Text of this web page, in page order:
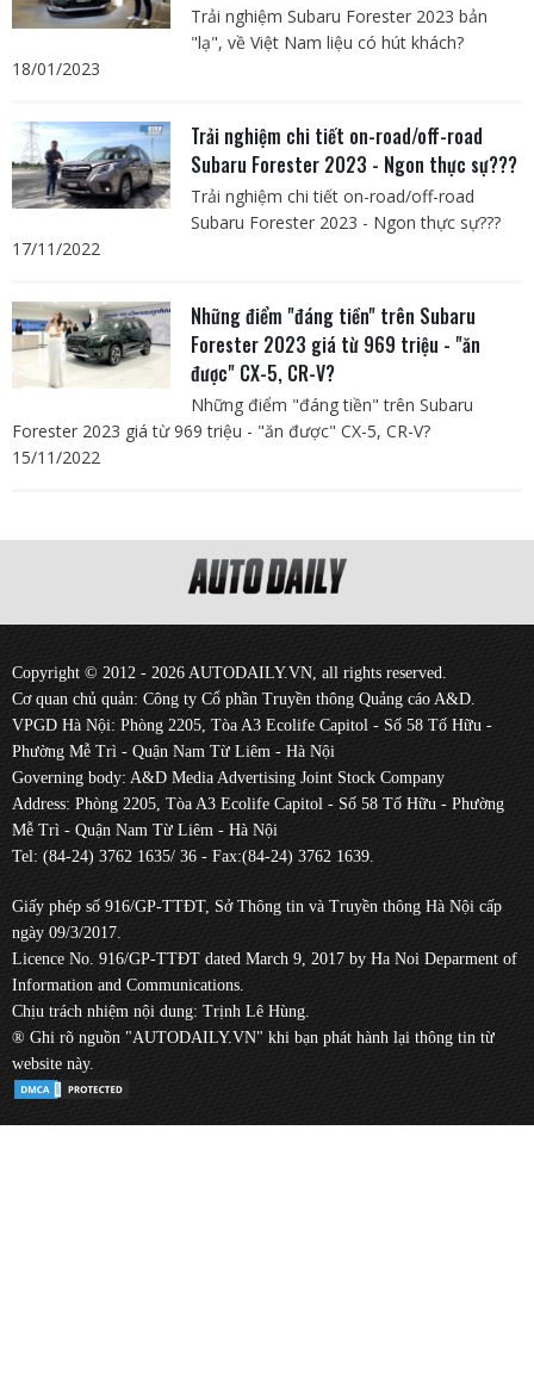
Trải nghiệm Subaru Forester 2023 bản
"lạ", về Việt Nam liệu có hút khách?
18/01/2023
Trải nghiệm chi tiết on-road/off-road
Subaru Forester 2023 - Ngon thực sự???
Trải nghiệm chi tiết on-road/off-road
Subaru Forester 2023 - Ngon thực sự???
17/11/2022
Những điểm "đáng tiền" trên Subaru
Forester 2023 giá từ 969 triệu - "ăn
được" CX-5, CR-V?
Những điểm "đáng tiền" trên Subaru
Forester 2023 giá từ 969 triệu - "ăn được" CX-5, CR-V?
15/11/2022
Copyright © 2012 - 2026 AUTODAILY.VN, all rights reserved.
Cơ quan chủ quản: Công ty Cổ phần Truyền thông Quảng cáo A&D.
VPGD Hà Nội: Phòng 2205, Tòa A3 Ecolife Capitol - Số 58 Tố Hữu -
Phường Mễ Trì - Quận Nam Từ Liêm - Hà Nội
Governing body: A&D Media Advertising Joint Stock Company
Address: Phòng 2205, Tòa A3 Ecolife Capitol - Số 58 Tố Hữu - Phường
Mễ Trì - Quận Nam Từ Liêm - Hà Nội
Tel: (84-24) 3762 1635/ 36 - Fax:(84-24) 3762 1639.
Giấy phép số 916/GP-TTĐT, Sở Thông tin và Truyền thông Hà Nội cấp
ngày 09/3/2017.
Licence No. 916/GP-TTĐT dated March 9, 2017 by Ha Noi Deparment of
Information and Communications.
Chịu trách nhiệm nội dung: Trịnh Lê Hùng.
® Ghi rõ nguồn "AUTODAILY.VN" khi bạn phát hành lại thông tin từ
website này.